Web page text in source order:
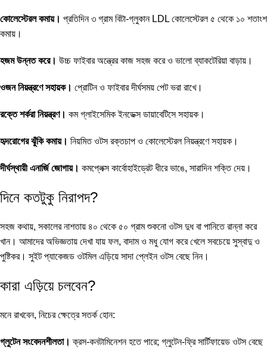
কোলেস্টেরল কমায়। প্রতিদিন ৩ গ্রাম বিটা-গ্লুকান LDL কোলেস্টেরল ৫ থেকে ১০ শতাংশ
কমায়।
হজম উন্নত করে। উচ্চ ফাইবার অন্ত্রের কাজ সহজ করে ও ভালো ব্যাকটেরিয়া বাড়ায়।
ওজন নিয়ন্ত্রণে সহায়ক। প্রোটিন ও ফাইবার দীর্ঘসময় পেট ভরা রাখে।
রক্তে শর্করা নিয়ন্ত্রণ। কম গ্লাইসেমিক ইনডেক্স ডায়াবেটিসে সহায়ক।
হৃদরোগের ঝুঁকি কমায়। নিয়মিত ওটস রক্তচাপ ও কোলেস্টেরল নিয়ন্ত্রণে সহায়ক।
দীর্ঘস্থায়ী এনার্জি জোগায়। কমপ্লেক্স কার্বোহাইড্রেট ধীরে ভাঙে, সারাদিন শক্তি দেয়।
দিনে কতটুকু নিরাপদ?
সহজ কথায়, সকালের নাশতায় ৪০ থেকে ৫০ গ্রাম শুকনো ওটস দুধ বা পানিতে রান্না করে
খান। আমাদের অভিজ্ঞতায় দেখা যায় ফল, বাদাম ও মধু যোগ করে খেলে সবচেয়ে সুস্বাদু ও
পুষ্টিকর। সুইট প্যাকেজড ওটমিল এড়িয়ে সাদা প্লেইন ওটস বেছে নিন।
কারা এড়িয়ে চলবেন?
মনে রাখবেন, নিচের ক্ষেত্রে সতর্ক হোন:
গ্লুটেন সংবেদনশীলতা। ক্রস-কনটামিনেশন হতে পারে; গ্লুটেন-ফ্রি সার্টিফায়েড ওটস বেছে